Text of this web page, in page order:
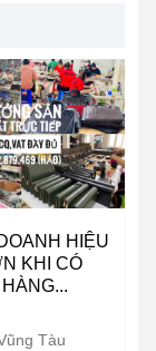
HIỆU
KHI CÓ
Tàu